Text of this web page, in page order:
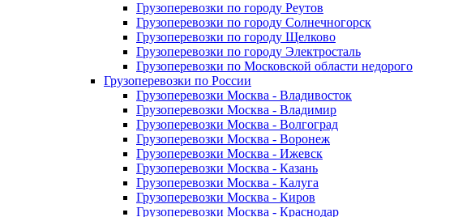
Грузоперевозки по городу Реутов
Грузоперевозки по городу Солнечногорск
Грузоперевозки по городу Щелково
Грузоперевозки по городу Электросталь
Грузоперевозки по Московской области недорого
Грузоперевозки по России
Грузоперевозки Москва - Владивосток
Грузоперевозки Москва - Владимир
Грузоперевозки Москва - Волгоград
Грузоперевозки Москва - Воронеж
Грузоперевозки Москва - Ижевск
Грузоперевозки Москва - Казань
Грузоперевозки Москва - Калуга
Грузоперевозки Москва - Киров
Грузоперевозки Москва - Краснодар